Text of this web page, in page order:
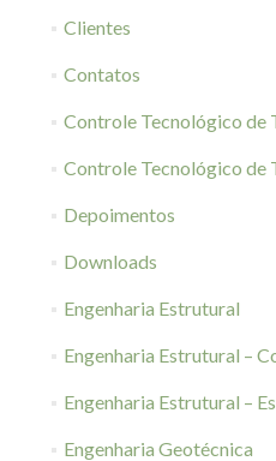
Clientes
Contatos
Controle Tecnológico de
Controle Tecnológico de
Depoimentos
Downloads
Engenharia Estrutural
Engenharia Estrutural –
Engenharia Estrutural –
Engenharia Geotécnica